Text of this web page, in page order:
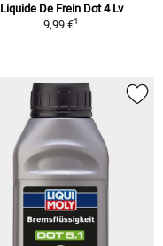
Liquide De Frein Dot 4 Lv
9,99 €1